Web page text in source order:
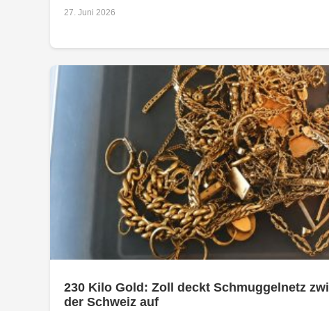
27. Juni 2026
230 Kilo Gold: Zoll deckt Schmuggelnetz
der Schweiz auf